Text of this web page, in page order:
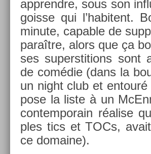
apprendre, sous son
gois­se qui l’habitent.
minute, cap­able de
paraître, alors que ça
ses super­sti­tions sont
de comédie (dans la
un night club et
pose la liste à un
con­tem­porain réalise
ples tics et TOCs,
ce domaine).